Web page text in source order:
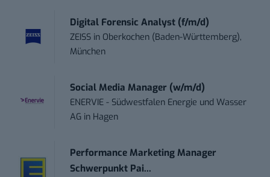
Digital Forensic Analyst (f/m/d)
ZEISS in Oberkochen (Baden-Württemberg),
München
Social Media Manager (w/m/d)
ENERVIE - Südwestfalen Energie und Wasser
AG in Hagen
Performance Marketing Manager
Schwerpunkt Pai...